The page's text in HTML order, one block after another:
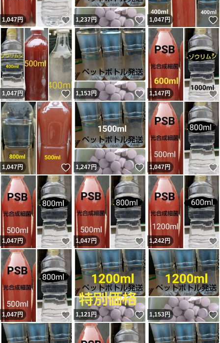
1,047円 いいね！
1,237円 いいね！
1,047円
1,047円 いいね！
1,153円 いいね！
1,147円
1,047円 いいね！
1,247円 いいね！
1,047円
1,047円 いいね！
1,047円 いいね！
1,242円
1,047円 いいね！
1,121円 いいね！
1,153円